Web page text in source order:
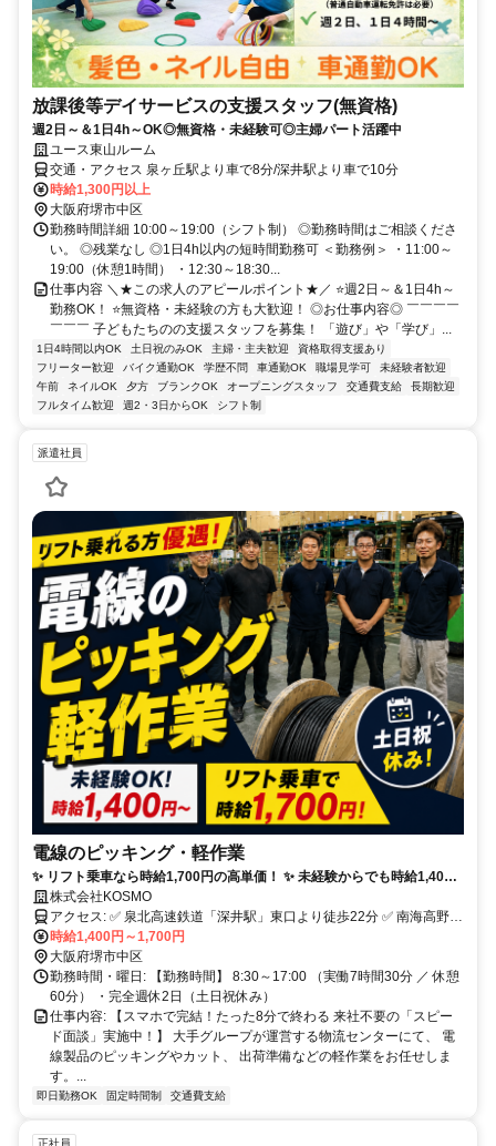
放課後等デイサービスの支援スタッフ(無資格)
週2日～＆1日4h～OK◎無資格・未経験可◎主婦パート活躍中
ユース東山ルーム
交通・アクセス 泉ヶ丘駅より車で8分/深井駅より車で10分
時給1,300円以上
大阪府堺市中区
勤務時間詳細 10:00～19:00（シフト制） ◎勤務時間はご相談くださ
い。 ◎残業なし ◎1日4h以内の短時間勤務可 ＜勤務例＞ ・11:00～
19:00（休憩1時間） ・12:30～18:30...
仕事内容 ＼★この求人のアピールポイント★／ ⭐週2日～＆1日4h～
勤務OK！ ⭐無資格・未経験の方も大歓迎！ ◎お仕事内容◎ ￣￣￣￣
￣￣￣ 子どもたちのの支援スタッフを募集！ 「遊び」や「学び」...
1日4時間以内OK 土日祝のみOK 主婦・主夫歓迎
資格取得支援あり
フリーター歓迎
バイク通勤OK 学歴不問 車通勤OK 職場見学可
未経験者歓迎
午前
ネイルOK 夕方 ブランクOK オープニングスタッフ 交通費支給
長期歓迎
フルタイム歓迎
週2・3日からOK シフト制
派遣社員
電線のピッキング・軽作業
✨ リフト乗車なら時給1,700円の高単価！ ✨ 未経験からでも時給1,400
円スタート ✨ 土日祝休み＆長期連休ありで無理なく稼げる ✨ 30代〜50
代の男性スタッフ多数活躍中！ ✨ バイク・自転車通勤OK＆質問しやす
い好環境
株式会社KOSMO
アクセス: ✅ 泉北高速鉄道「深井駅」東口より徒歩22分 ✅ 南海高野線
「初芝駅」より徒歩21分 ✅ 南海バス「下草尾」または 「大野芝」バ
ス停より徒歩8分 ✅ バイク・自転車通勤OK 【周辺エリアからも通い
やすい！】 堺市内だけでなく、中百舌鳥や北野田、 松原・河内長野
方面からも通勤しやすい立地です。
時給1,400円～1,700円
大阪府堺市中区
勤務時間・曜日: 【勤務時間】 8:30～17:00 （実働7時間30分 ／ 休憩
60分） ・完全週休2日（土日祝休み）
仕事内容: 【スマホで完結！たった8分で終わる 来社不要の「スピー
ド面談」実施中！】 大手グループが運営する物流センターにて、 電
線製品のピッキングやカット、 出荷準備などの軽作業をお任せしま
す。...
即日勤務OK 固定時間制 交通費支給
正社員